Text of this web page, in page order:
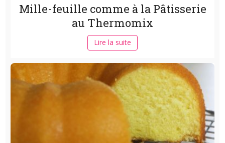
Mille-feuille comme à la Pâtisserie
au Thermomix
Lire la suite